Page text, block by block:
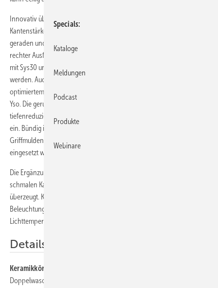
Innovativ überrascht die minimalistische Keramik mit 12 mm
Kantenstärke beim Waschtisch, der in zwei Grundmodellen – einer
geraden und einer sanft gewölbten Variante jeweils in linker und
rechter Ausführung erhältlich ist. Der Waschtisch kann in Verbindung
mit Sys30 und RC40 flexibel mit umlaufend glasierter Kante gefertigt
werden. Auch das WC mit schmutzabweisender Oberfläche und
optimiertem Soft-Close passt zum gehobenen Komfort-Anspruch von
Yso. Die gerundete Waschtischeinheit fügt sich durch die
tiefenreduzierte asymmetrische Ablagefläche auch in kleine Bäder
ein. Bündig integrierte, verchromte Bänder umrahmen die
Griffmulden und können als Handtuchhalter oder Wandablage
eingesetzt werden.
Die Ergänzungsschränke nehmen das Gestaltungselement der
schmalen Kantenführung auf. Der gut organisierte Stauraum
überzeugt. Komfort bieten die horizontalen LED-
Beleuchtungsvarianten in vier Breiten, optional auch mit
Lichttemperatursteuerung.
Details
Keramikkörper:
Doppelwaschtisch 141 cm, inkl. Waschtischunterschrank. Wand-WC
Specials
Kataloge
Meldungen
Podcast
Produkte
Webinare